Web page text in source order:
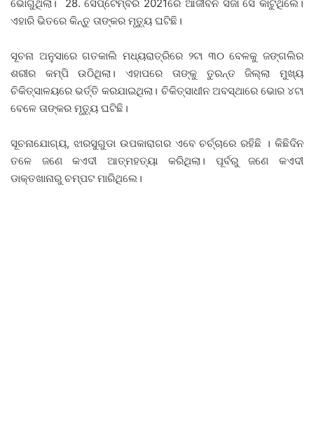
ଭୋଗୁଥିଲା। 28. ସେପ୍ଟେମ୍ବର 2021ରେ ଆଜୀବନ ସଜା ସେ କାଟୁଥିଲେ।
ଏହାରି ଭିତରେ କିନ୍ତୁ ତାଙ୍କର ମୃତ୍ୟୁ ଘଟିଛି।
ସୂଚନା ଅନୁସାରେ ଗତକାଲି ମଧ୍ୟରାତ୍ରିରେ ୨ଟା ୩୦ ବେଳକୁ ଜଙ୍ଗଲିର
ଶରୀର କମ୍ପି ଉଠିଥିଲା। ଏହାପରେ ତାଙ୍କୁ ତୁରନ୍ତ ଜିଲ୍ଲା ମୁଖ୍ୟ
ଚିକିତ୍ସାଳୟରେ ଭର୍ତ୍ତି କରଯାଇଥିଲା। ଚିକିତ୍ସାଧୀନ ଅବସ୍ଥାରେ ଭୋର ୪ଟା
ବେଳେ ତାଙ୍କର ମୃତ୍ୟୁ ଘଟିଛି।
ସୂଚନାଯୋଗ୍ୟ, ଝାରସୁଗୁଡା ଉପକାରାଗର ଏବେ ଚର୍ଚ୍ଚାରେ ରହିଛି । କିଛିଦିନ
ତଳେ ଜଣେ କଏଦୀ ଆତ୍ମହତ୍ୟା କରିଥିଲା। ପୂର୍ବରୁ ଜଣେ କଏଦୀ
ଡାକ୍ତଖାନାରୁ ଚମ୍ପଟ ମାରିଥିଲେ।